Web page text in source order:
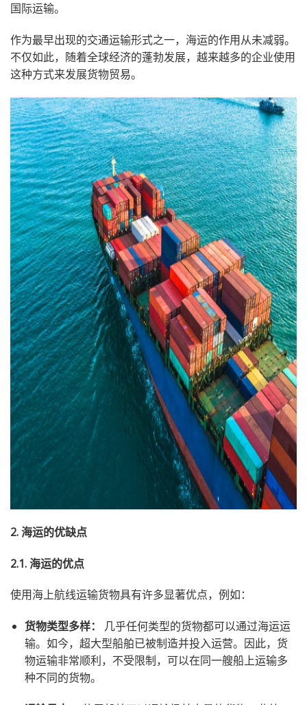
国际运输。
作为最早出现的交通运输形式之一，海运的作用从未减弱。
不仅如此，随着全球经济的蓬勃发展，越来越多的企业使用
这种方式来发展货物贸易。
2. 海运的优缺点
2.1. 海运的优点
使用海上航线运输货物具有许多显著优点，例如：
货物类型多样：
几乎任何类型的货物都可以通过海运运
输。如今，超大型船舶已被制造并投入运营。因此，货
物运输非常顺利，不受限制，可以在同一艘船上运输多
种不同的货物。